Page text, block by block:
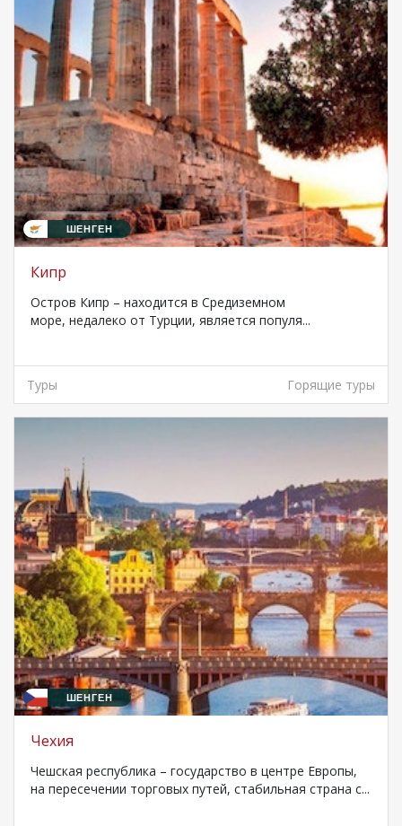
ШЕНГЕН
Кипр
Остров Кипр – находится в Средиземном
море, недалеко от Турции, является популя...
Туры Горящие туры
ШЕНГЕН
Чехия
Чешская республика – государство в центре Европы,
на пересечении торговых путей, стабильная страна с...